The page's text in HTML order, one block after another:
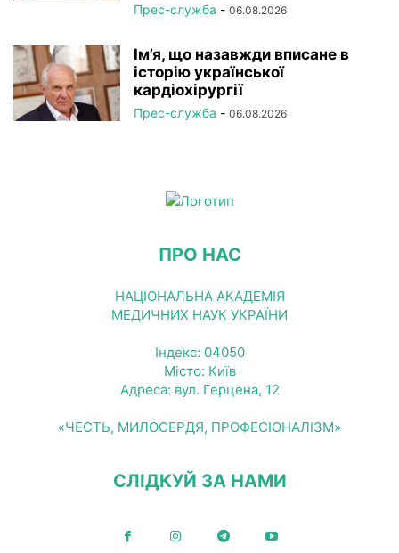
Прес-служба - 06.08.2026
Ім’я, що назавжди вписане в
історію української
кардіохірургії
Прес-служба - 06.08.2026
ПРО НАС
НАЦІОНАЛЬНА АКАДЕМІЯ
МЕДИЧНИХ НАУК УКРАЇНИ
Індекс: 04050
Місто: Київ
Адреса: вул. Герцена, 12
«ЧЕСТЬ, МИЛОСЕРДЯ, ПРОФЕСІОНАЛІЗМ»
СЛІДКУЙ ЗА НАМИ